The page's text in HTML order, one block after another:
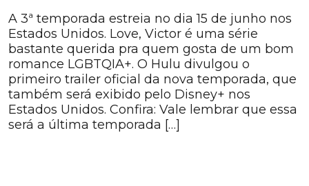
A 3ª temporada estreia no dia 15 de junho nos
Estados Unidos. Love, Victor é uma série
bastante querida pra quem gosta de um bom
romance LGBTQIA+. O Hulu divulgou o
primeiro trailer oficial da nova temporada, que
também será exibido pelo Disney+ nos
Estados Unidos. Confira: Vale lembrar que essa
será a última temporada […]